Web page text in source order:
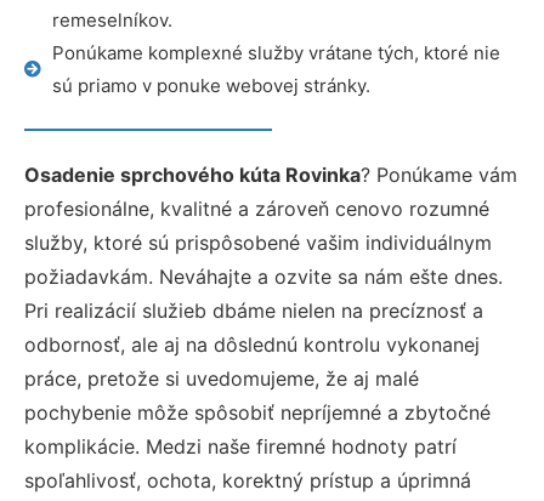
remeselníkov.
Ponúkame komplexné služby vrátane tých, ktoré nie
sú priamo v ponuke webovej stránky.
Osadenie sprchového kúta Rovinka? Ponúkame vám
profesionálne, kvalitné a zároveň cenovo rozumné
služby, ktoré sú prispôsobené vašim individuálnym
požiadavkám. Neváhajte a ozvite sa nám ešte dnes.
Pri realizácií služieb dbáme nielen na precíznosť a
odbornosť, ale aj na dôslednú kontrolu vykonanej
práce, pretože si uvedomujeme, že aj malé
pochybenie môže spôsobiť nepríjemné a zbytočné
komplikácie. Medzi naše firemné hodnoty patrí
spoľahlivosť, ochota, korektný prístup a úprimná